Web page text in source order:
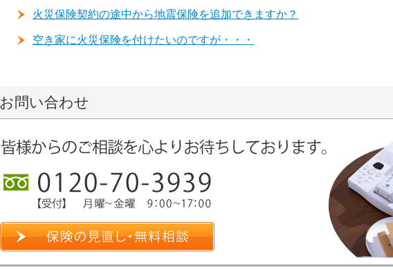
火災保険契約の途中から地震保険を追加できますか？
空き家に火災保険を付けたいのですが・・・
お問い合わせ